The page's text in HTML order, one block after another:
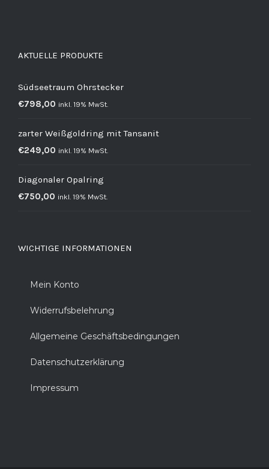
AKTUELLE PRODUKTE
Südseetraum Ohrstecker
€798,00 inkl. 19% MwSt.
zarter Weißgoldring mit Tansanit
€249,00 inkl. 19% MwSt.
Diagonaler Opalring
€750,00 inkl. 19% MwSt.
WICHTIGE INFORMATIONEN
Mein Konto
Widerrufsbelehrung
Allgemeine Geschäftsbedingungen
Datenschutzerklärung
Impressum